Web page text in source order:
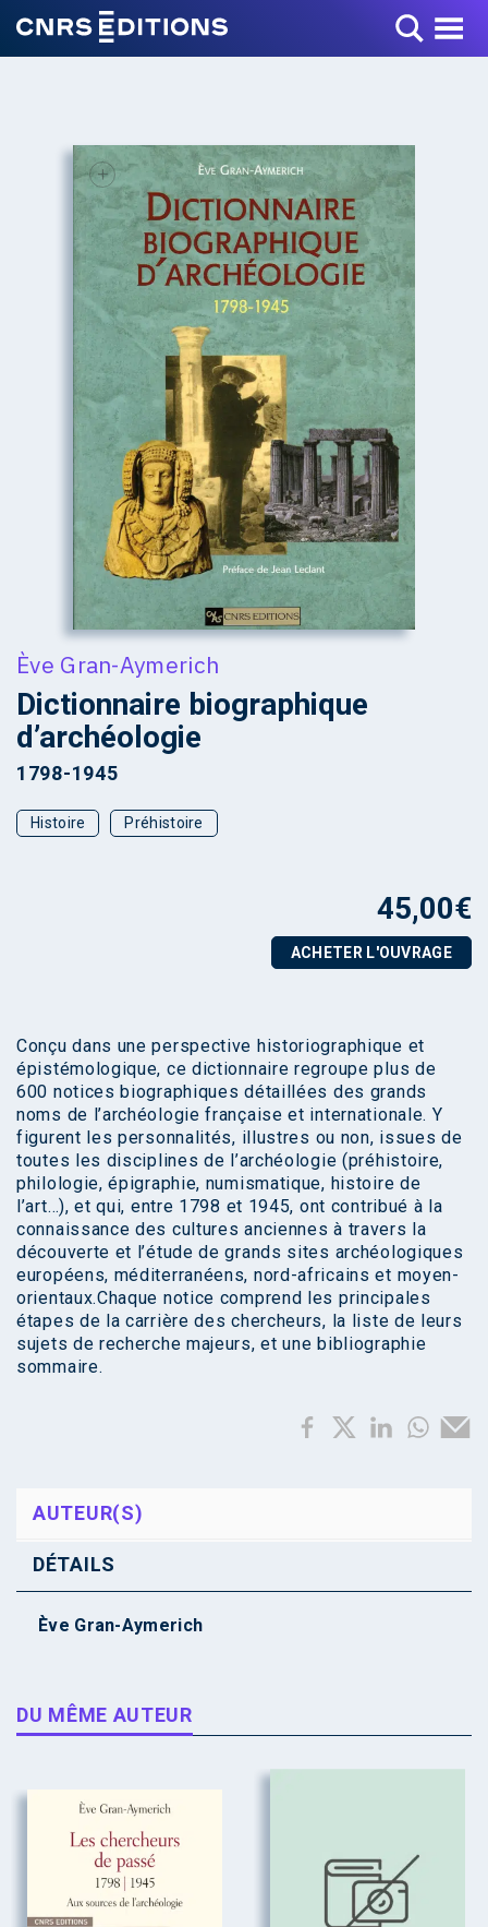
Toggle Menu
+
Ève Gran-Aymerich
Dictionnaire biographique
d’archéologie
1798-1945
Histoire Préhistoire
45,00€
ACHETER L'OUVRAGE
Conçu dans une perspective historiographique et
épistémologique, ce dictionnaire regroupe plus de
600 notices biographiques détaillées des grands
noms de l’archéologie française et internationale. Y
figurent les personnalités, illustres ou non, issues de
toutes les disciplines de l’archéologie (préhistoire,
philologie, épigraphie, numismatique, histoire de
l’art…), et qui, entre 1798 et 1945, ont contribué à la
connaissance des cultures anciennes à travers la
découverte et l’étude de grands sites archéologiques
européens, méditerranéens, nord-africains et moyen-
orientaux.Chaque notice comprend les principales
étapes de la carrière des chercheurs, la liste de leurs
sujets de recherche majeurs, et une bibliographie
sommaire.
AUTEUR(S)
DÉTAILS
Ève Gran-Aymerich
DU MÊME AUTEUR